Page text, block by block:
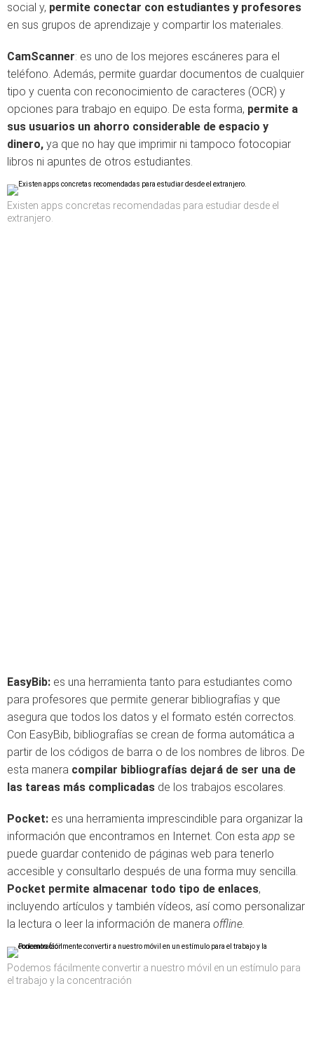
social y, permite conectar con estudiantes y profesores
en sus grupos de aprendizaje y compartir los materiales.
CamScanner: es uno de los mejores escáneres para el
teléfono. Además, permite guardar documentos de cualquier
tipo y cuenta con reconocimiento de caracteres (OCR) y
opciones para trabajo en equipo. De esta forma, permite a
sus usuarios un ahorro considerable de espacio y
dinero, ya que no hay que imprimir ni tampoco fotocopiar
libros ni apuntes de otros estudiantes.
Existen apps concretas recomendadas para estudiar desde el
extranjero.
EasyBib: es una herramienta tanto para estudiantes como
para profesores que permite generar bibliografías y que
asegura que todos los datos y el formato estén correctos.
Con EasyBib, bibliografías se crean de forma automática a
partir de los códigos de barra o de los nombres de libros. De
esta manera compilar bibliografías dejará de ser una de
las tareas más complicadas de los trabajos escolares.
Pocket: es una herramienta imprescindible para organizar la
información que encontramos en Internet. Con esta app se
puede guardar contenido de páginas web para tenerlo
accesible y consultarlo después de una forma muy sencilla.
Pocket permite almacenar todo tipo de enlaces,
incluyendo artículos y también vídeos, así como personalizar
la lectura o leer la información de manera offline.
Podemos fácilmente convertir a nuestro móvil en un estímulo para
el trabajo y la concentración